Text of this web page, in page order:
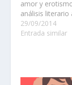
amor y
análisis literario
+ comics +
Antigua Grecia
Arthur
29/09/2014
Entrada similar